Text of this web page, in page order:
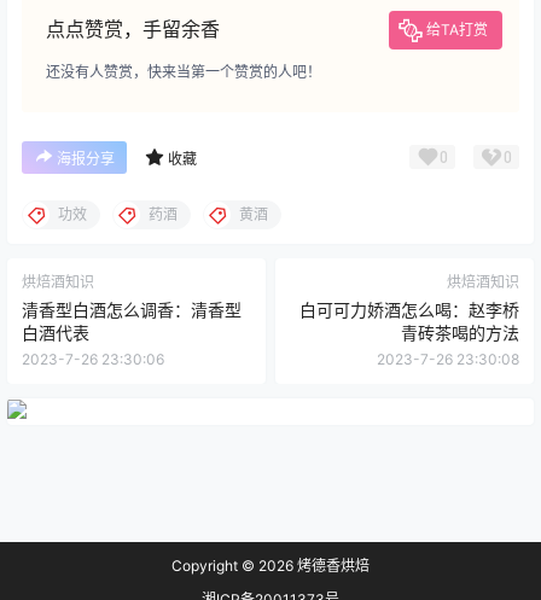
点点赞赏，手留余香 给TA打赏
还没有人赞赏，快来当第一个赞赏的人吧！
海报分享 收藏 0 0
功效 药酒 黄酒
烘焙酒知识
清香型白酒怎么调香：清香型
白酒代表
2023-7-26 23:30:06
烘焙酒知识
白可可力娇酒怎么喝：赵李桥
青砖茶喝的方法
2023-7-26 23:30:08
Copyright © 2026 烤德香烘焙